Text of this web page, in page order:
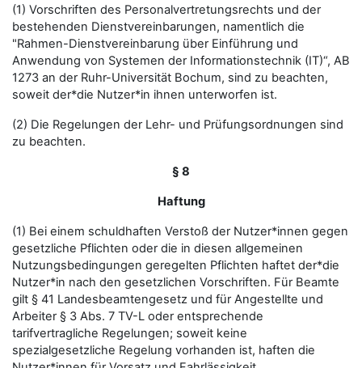
(1) Vorschriften des Personalvertretungsrechts und der
bestehenden Dienstvereinbarungen, namentlich die
"Rahmen-Dienstvereinbarung über Einführung und
Anwendung von Systemen der Informationstechnik (IT)“, AB
1273 an der Ruhr-Universität Bochum, sind zu beachten,
soweit der*die Nutzer*in ihnen unterworfen ist.
(2) Die Regelungen der Lehr- und Prüfungsordnungen sind
zu beachten.
§ 8
Haftung
(1) Bei einem schuldhaften Verstoß der Nutzer*innen gegen
gesetzliche Pflichten oder die in diesen allgemeinen
Nutzungsbedingungen geregelten Pflichten haftet der*die
Nutzer*in nach den gesetzlichen Vorschriften. Für Beamte
gilt § 41 Landesbeamtengesetz und für Angestellte und
Arbeiter § 3 Abs. 7 TV-L oder entsprechende
tarifvertragliche Regelungen; soweit keine
spezialgesetzliche Regelung vorhanden ist, haften die